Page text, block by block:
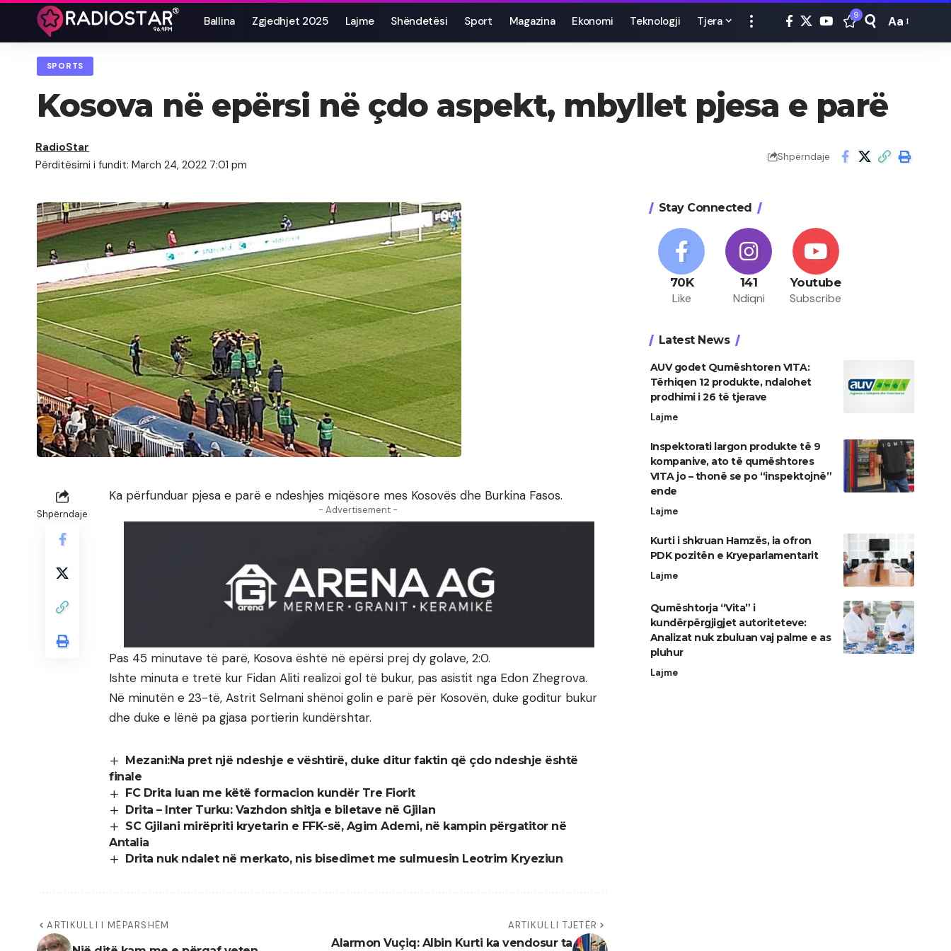
Ballina Zgjedhjet 2025 Lajme Shëndetësi Sport Magazina Ekonomi Teknologji Tjera 9
Font
Aa
SPORTS
Kosova në epërsi në çdo aspekt, mbyllet pjesa e parë
Përditësimi i fundit: March 24, 2022 7:01 pm
RadioStar
Shpërndaje
Shpërndaje
Ka përfunduar pjesa e parë e ndeshjes miqësore mes Kosovës dhe Burkina Fasos.
- Advertisement -
Pas 45 minutave të parë, Kosova është në epërsi prej dy golave, 2:0.
Ishte minuta e tretë kur Fidan Aliti realizoi gol të bukur, pas asistit nga Edon Zhegrova.
Në minutën e 23-të, Astrit Selmani shënoi golin e parë për Kosovën, duke goditur bukur
dhe duke e lënë pa gjasa portierin kundërshtar.
Mezani:Na pret një ndeshje e vështirë, duke ditur faktin që çdo ndeshje është
finale
FC Drita luan me këtë formacion kundër Tre Fiorit
Drita – Inter Turku: Vazhdon shitja e biletave në Gjilan
SC Gjilani mirëpriti kryetarin e FFK-së, Agim Ademi, në kampin përgatitor në
Antalia
Drita nuk ndalet në merkato, nis bisedimet me sulmuesin Leotrim Kryeziun
ARTIKULLI I MËPARSHËM ARTIKULLI TJETËR
Alarmon Vuçiq: Albin Kurti ka vendosur ta
Stay Connected
70K
Like
141
Ndiqni
Youtube
Subscribe
Latest News
AUV godet Qumështoren VITA:
Tërhiqen 12 produkte, ndalohet
prodhimi i 26 të tjerave
Lajme
Inspektorati largon produkte të 9
kompanive, ato të qumështores
VITA jo – thonë se po “inspektojnë”
ende
Lajme
Kurti i shkruan Hamzës, ia ofron
PDK pozitën e Kryeparlamentarit
Lajme
Qumështorja “Vita” i
kundërpërgjigjet autoriteteve:
Analizat nuk zbuluan vaj palme e as
pluhur
Lajme